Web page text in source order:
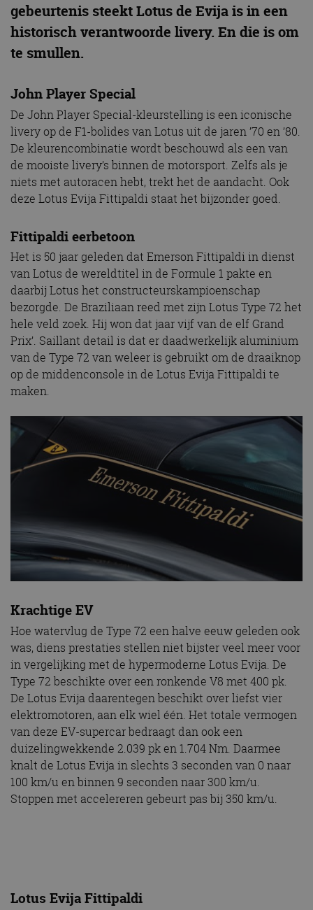
gebeurtenis steekt Lotus de Evija is in een
historisch verantwoorde livery. En die is om
te smullen.
John Player Special
De John Player Special-kleurstelling is een iconische
livery op de F1-bolides van Lotus uit de jaren ’70 en ’80.
De kleurencombinatie wordt beschouwd als een van
de mooiste livery’s binnen de motorsport. Zelfs als je
niets met autoracen hebt, trekt het de aandacht. Ook
deze Lotus Evija Fittipaldi staat het bijzonder goed.
Fittipaldi eerbetoon
Het is 50 jaar geleden dat Emerson Fittipaldi in dienst
van Lotus de wereldtitel in de Formule 1 pakte en
daarbij Lotus het constructeurskampioenschap
bezorgde. De Braziliaan reed met zijn Lotus Type 72 het
hele veld zoek. Hij won dat jaar vijf van de elf Grand
Prix’. Saillant detail is dat er daadwerkelijk aluminium
van de Type 72 van weleer is gebruikt om de draaiknop
op de middenconsole in de Lotus Evija Fittipaldi te
maken.
Krachtige EV
Hoe watervlug de Type 72 een halve eeuw geleden ook
was, diens prestaties stellen niet bijster veel meer voor
in vergelijking met de hypermoderne Lotus Evija. De
Type 72 beschikte over een ronkende V8 met 400 pk.
De Lotus Evija daarentegen beschikt over liefst vier
elektromotoren, aan elk wiel één. Het totale vermogen
van deze EV-supercar bedraagt dan ook een
duizelingwekkende 2.039 pk en 1.704 Nm. Daarmee
knalt de Lotus Evija in slechts 3 seconden van 0 naar
100 km/u en binnen 9 seconden naar 300 km/u.
Stoppen met accelereren gebeurt pas bij 350 km/u.
Lotus Evija Fittipaldi